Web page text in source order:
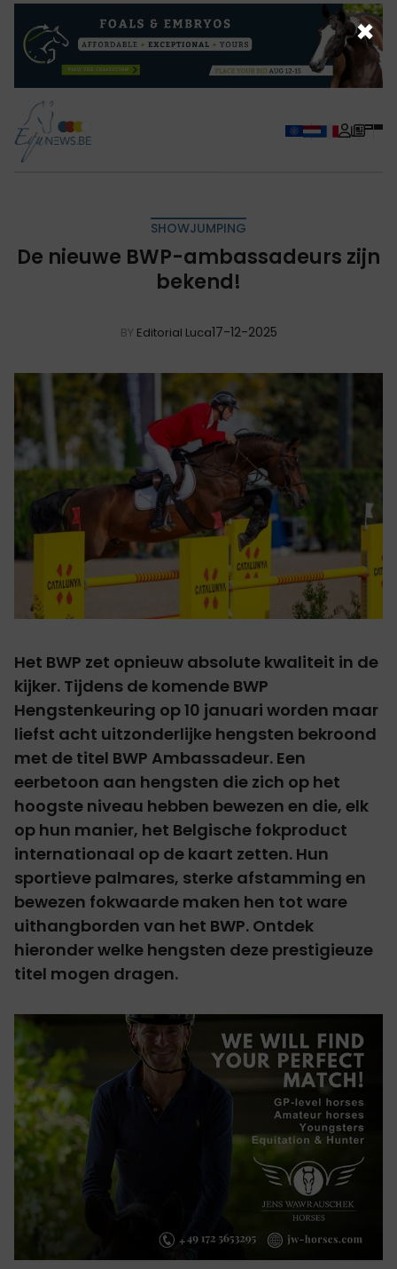
SHOWJUMPING
De nieuwe BWP-ambassadeurs zijn
bekend!
BY Editorial Luca17-12-2025
Het BWP zet opnieuw absolute kwaliteit in de
kijker. Tijdens de komende BWP
Hengstenkeuring op 10 januari worden maar
liefst acht uitzonderlijke hengsten bekroond
met de titel BWP Ambassadeur. Een
eerbetoon aan hengsten die zich op het
hoogste niveau hebben bewezen en die, elk
op hun manier, het Belgische fokproduct
internationaal op de kaart zetten. Hun
sportieve palmares, sterke afstamming en
bewezen fokwaarde maken hen tot ware
uithangborden van het BWP. Ontdek
hieronder welke hengsten deze prestigieuze
titel mogen dragen.
×